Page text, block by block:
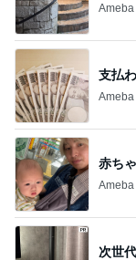
Ameba
支払
Ameba
赤ち
Ameba
次世